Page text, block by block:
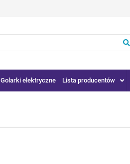
Golarki elektryczne Lista producentów